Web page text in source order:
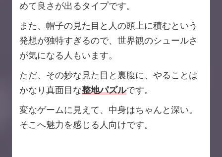
めて良さが出るタイプです。
また、帽子の見た目と人の頭上に積むという
発想が独特すぎるので、世界観のシュールさ
が気になる人もいます。
ただ、その妙な見た目と裏腹に、やることは
かなり真面目な整地パズルです。
変なゲームに見えて、中身はちゃんと深い。
そこへ魅力を感じる人向けです。